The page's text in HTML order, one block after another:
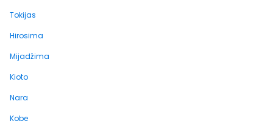
Tokijas
Hirosima
Mijadžima
Kioto
Nara
Kobe